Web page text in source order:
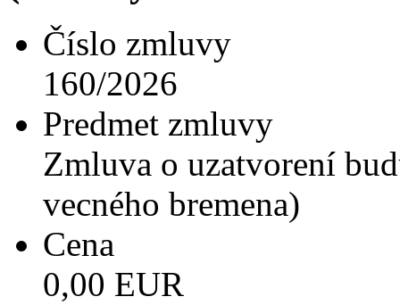
Číslo zmluvy
160/2026
Predmet zmluvy
Zmluva o uzatvorení
vecného bremena)
Cena
0,00 EUR